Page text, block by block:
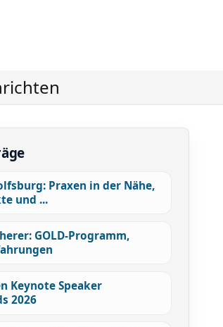
Praxen in der Nähe,
und ...
GOLD-Programm,
Keynote Speaker
2026